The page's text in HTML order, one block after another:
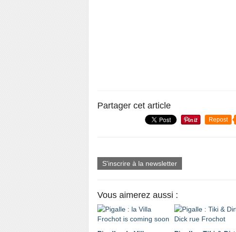
Partager cet article
Repost
S'inscrire à la newsletter
Vous aimerez aussi :